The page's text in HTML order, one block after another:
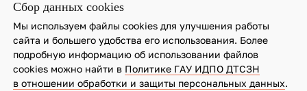
Сбор данных cookies
Мы используем файлы cookies для улучшения работы
сайта и большего удобства его использования. Более
подробную информацию об использовании файлов
cookies можно найти в Политике ГАУ ИДПО ДТСЗН
в отношении обработки и защиты персональных данных.